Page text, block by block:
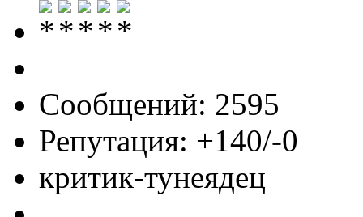
Сообщений: 2595
Репутация: +140/-0
критик-тунеядец